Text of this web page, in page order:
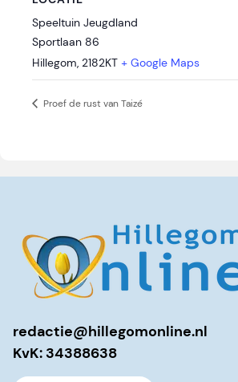
Speeltuin Jeugdland
Sportlaan 86
Hillegom, 2182KT + Google Maps
Proef de rust van Taizé
redactie@hillegomonline.nl
KvK: 34388638